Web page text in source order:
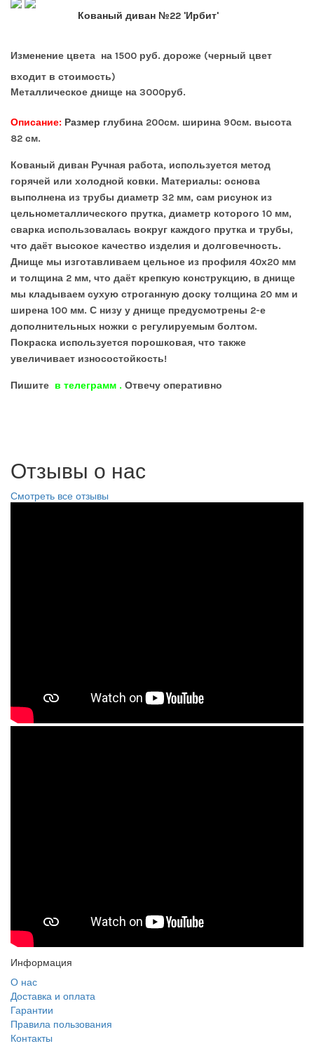
Кованый диван №22 'Ирбит'
Изменение цвета на 1500 руб. дороже (черный цвет
входит в стоимость)
Металлическое днище на 3000руб.
Описание: Размер глубина 200см. ширина 90см. высота
82 см.
Кованый диван Ручная работа, используется метод
горячей или холодной ковки. Материалы: основа
выполнена из трубы диаметр 32 мм, сам рисунок из
цельнометаллического прутка, диаметр которого 10 мм,
сварка использовалась вокруг каждого прутка и трубы,
что даёт высокое качество изделия и долговечность.
Днище мы изготавливаем цельное из профиля 40х20 мм
и толщина 2 мм, что даёт крепкую конструкцию, в днище
мы кладываем сухую строганную доску толщина 20 мм и
ширена 100 мм. С низу у днище предусмотрены 2-е
дополнительных ножки с регулируемым болтом.
Покраска используется порошковая, что также
увеличивает износостойкость!
Пишите в телеграмм . Отвечу оперативно
Отзывы о нас
Смотреть все отзывы
Информация
О нас
Доставка и оплата
Гарантии
Правила пользования
Контакты